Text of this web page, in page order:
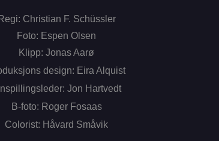
Regi: Christian F. Schüssler
Foto: Espen Olsen
Klipp: Jonas Aarø
design: Eira Alquist
Jon Hartvedt
B-foto: Roger Fosaas
Colorist: Håvard Småvik